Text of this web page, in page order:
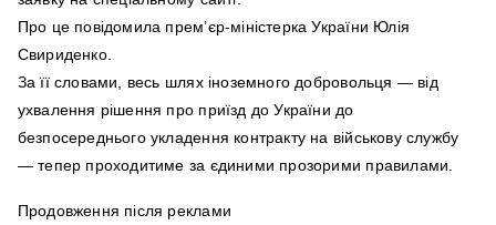
Про це повідомила прем’єр-міністерка України Юлія
Свириденко.
За її словами, весь шлях іноземного добровольця — від
ухвалення рішення про приїзд до України до
безпосереднього укладення контракту на військову службу
— тепер проходитиме за єдиними прозорими правилами.
Продовження після реклами